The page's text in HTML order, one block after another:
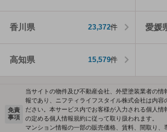
香川県 23,372件 愛媛
高知県 15,579件
免責
事項
当サイトの物件及び不動産会社、外壁塗装業者の
報であり、ニフティライフスタイル株式会社は内容
ださい。本サービス内でお客様が入力される個人情
の定める個人情報規約に従って取り扱われます。
マンション情報の一部の販売価格、賃料、間取り